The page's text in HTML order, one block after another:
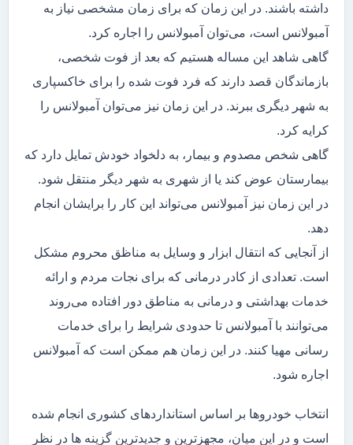
داشته باشند. در این زمان که برای زمان مشخصی نیاز به
آمبولانس است، می‌توان آمبولانس را اجاره کرد.
گاهی شاهد این مساله هستیم که بعد از فوت شخصی،
بازماندگان قصد دارند که فرد فوت شده را برای خاکسپاری
به شهر دیگری ببرند. در این زمان نیز می‌توان آمبولانس را
کرایه کرد.
گاهی شخص مصدوم و بیمار، به دلخواد خودش تمایل دارد که
بیمارستان عوض کند یا از شهری به شهر دیگر منتقل شود.
در این زمان نیز آمبولانس می‌تواند این کار را برایشان انجام
دهد.
از آنجایی که انتقال ابزار و وسایل به مناظق محروم مشکل
است. تعدادی از کادر درمانی که برای نجات مردم و ارائه
خدمات بهداشتی و درمانی به مناطق دور افتاده می‌روند
می‌توانند با آمبولانس تا حدودی شرایط را برای خدمات
رسانی مهیا کنند. در این زمان هم ممکن است که آمبولانس
اجاره شود.
انتخاب خودروها بر اساس استانداردهای کشوری انجام شده
است و در این میان، مجهزترین و جدیدترین گزینه ها در نظر